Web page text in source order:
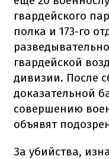
гвардейского
полка и 173-го
гвардейской
дивизии. После
доказательной
совершению
объявят
За убийства,